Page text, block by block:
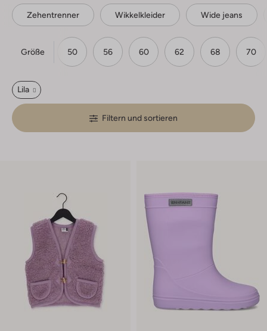
Zehentrenner Wikkelkleider Wide jeans
Größe
46 50 56 60 62 68 70
Lila
Filtern und sortieren